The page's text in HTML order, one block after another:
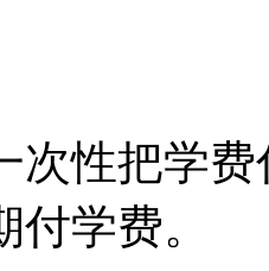
次性把学
学费。